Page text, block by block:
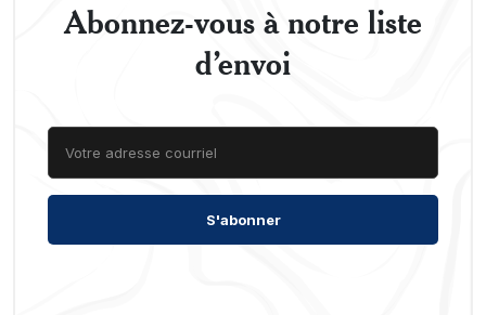
Abonnez-vous à notre liste
d’envoi